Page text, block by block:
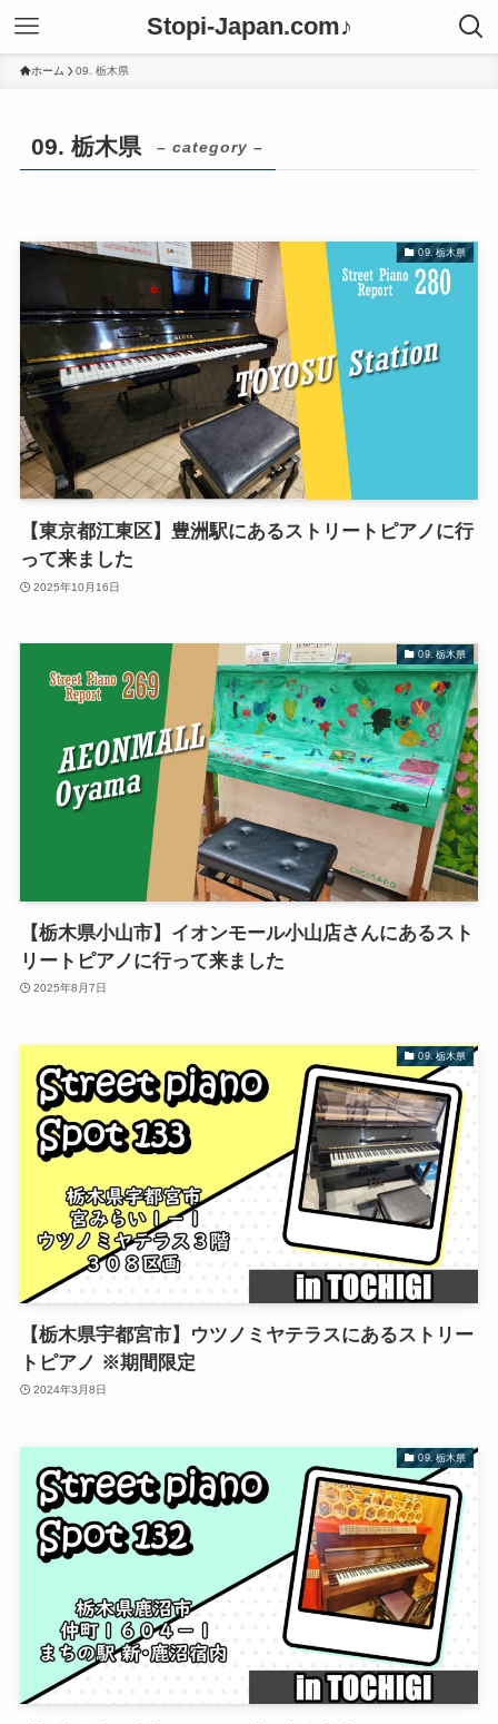
Stopi-Japan.com♪
ホーム 09. 栃木県
09. 栃木県 – category –
09. 栃木県
【東京都江東区】豊洲駅にあるストリートピアノに行
って来ました
2025年10月16日
09. 栃木県
【栃木県小山市】イオンモール小山店さんにあるスト
リートピアノに行って来ました
2025年8月7日
09. 栃木県
【栃木県宇都宮市】ウツノミヤテラスにあるストリー
トピアノ ※期間限定
2024年3月8日
09. 栃木県